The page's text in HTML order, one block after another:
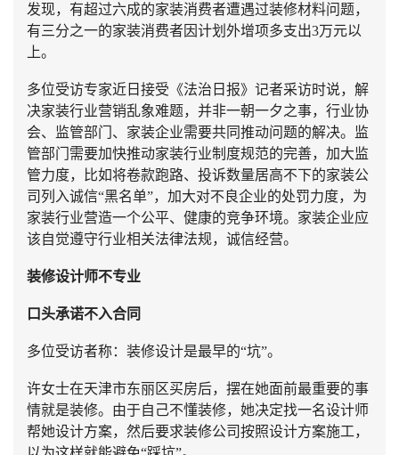
发现，有超过六成的家装消费者遭遇过装修材料问题，
有三分之一的家装消费者因计划外增项多支出3万元以
上。
多位受访专家近日接受《法治日报》记者采访时说，解
决家装行业营销乱象难题，并非一朝一夕之事，行业协
会、监管部门、家装企业需要共同推动问题的解决。监
管部门需要加快推动家装行业制度规范的完善，加大监
管力度，比如将卷款跑路、投诉数量居高不下的家装公
司列入诚信“黑名单”，加大对不良企业的处罚力度，为
家装行业营造一个公平、健康的竞争环境。家装企业应
该自觉遵守行业相关法律法规，诚信经营。
装修设计师不专业
口头承诺不入合同
多位受访者称：装修设计是最早的“坑”。
许女士在天津市东丽区买房后，摆在她面前最重要的事
情就是装修。由于自己不懂装修，她决定找一名设计师
帮她设计方案，然后要求装修公司按照设计方案施工，